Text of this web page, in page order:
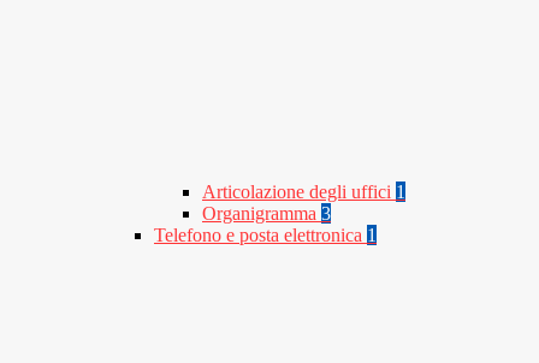
Articolazione degli uffici 1
Organigramma 3
Telefono e posta elettronica 1